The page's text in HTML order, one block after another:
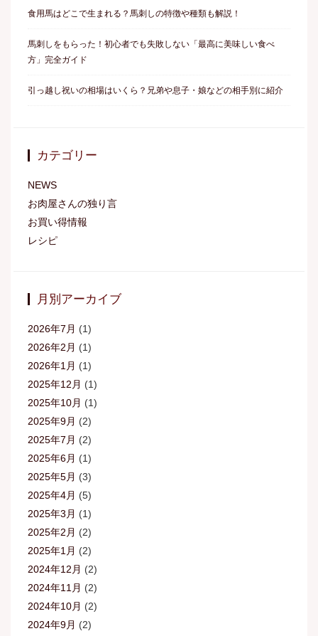
食用馬はどこで生まれる？馬刺しの特徴や種類も解説！
馬刺しをもらった！初心者でも失敗しない「最高に美味しい食べ
方」完全ガイド
引っ越し祝いの相場はいくら？兄弟や息子・娘などの相手別に紹介
カテゴリー
NEWS
お肉屋さんの独り言
お買い得情報
レシピ
月別アーカイブ
2026年7月 (1)
2026年2月 (1)
2026年1月 (1)
2025年12月 (1)
2025年10月 (1)
2025年9月 (2)
2025年7月 (2)
2025年6月 (1)
2025年5月 (3)
2025年4月 (5)
2025年3月 (1)
2025年2月 (2)
2025年1月 (2)
2024年12月 (2)
2024年11月 (2)
2024年10月 (2)
2024年9月 (2)